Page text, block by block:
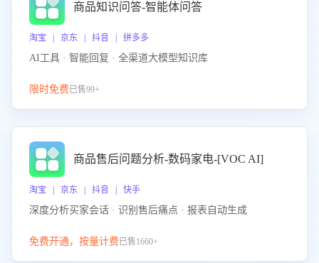
商品知识问答-智能体问答
淘宝 | 京东 | 抖音 | 拼多多
AI工具 · 智能回复 · 全渠道大模型知识库
限时免费已售99+
商品售后问题分析-数码家电-[VOC AI]
淘宝 | 京东 | 抖音 | 快手
深度分析买家会话 · 识别售后痛点 · 报表自动生成
免费开通，按量计费已售1660+